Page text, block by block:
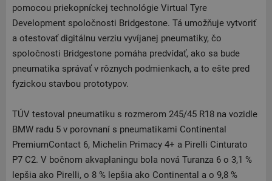
pomocou priekopníckej technológie Virtual Tyre
Development spoločnosti Bridgestone. Tá umožňuje vytvoriť
a otestovať digitálnu verziu vyvíjanej pneumatiky, čo
spoločnosti Bridgestone pomáha predvídať, ako sa bude
pneumatika správať v rôznych podmienkach, a to ešte pred
fyzickou stavbou prototypov.
TÚV testoval pneumatiku s rozmerom 245/45 R18 na vozidle
BMW radu 5 v porovnaní s pneumatikami Continental
PremiumContact 6, Michelin Primacy 4+ a Pirelli Cinturato
P7 C2. V bočnom akvaplaningu bola nová Turanza 6 o 3,1 %
lepšia ako Pirelli, o 8 % lepšia ako Continental a o 9,8 %